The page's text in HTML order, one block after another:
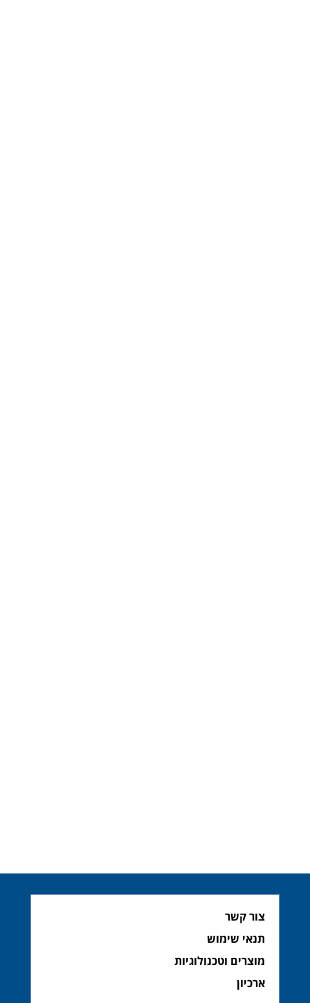
צור קשר
תנאי שימוש
מוצרים וטכנולוגיות
ארכיון